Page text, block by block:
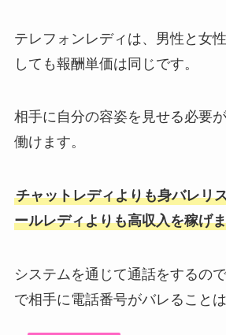
テレフォンレディは、男性と女
しても報酬単価は同じです。
相手に自分の容姿を見せる必要
働けます。
チャットレディよりも身バレリ
ールレディよりも高収入を稼げ
システムを通じて通話をするの
で相手に電話番号がバレることは